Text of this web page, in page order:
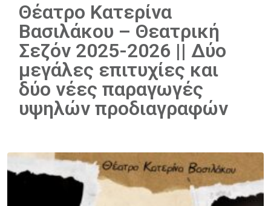
Θέατρο Κατερίνα
Βασιλάκου – Θεατρική
Σεζόν 2025-2026 || Δύο
μεγάλες επιτυχίες και
δύο νέες παραγωγές
υψηλών προδιαγραφών